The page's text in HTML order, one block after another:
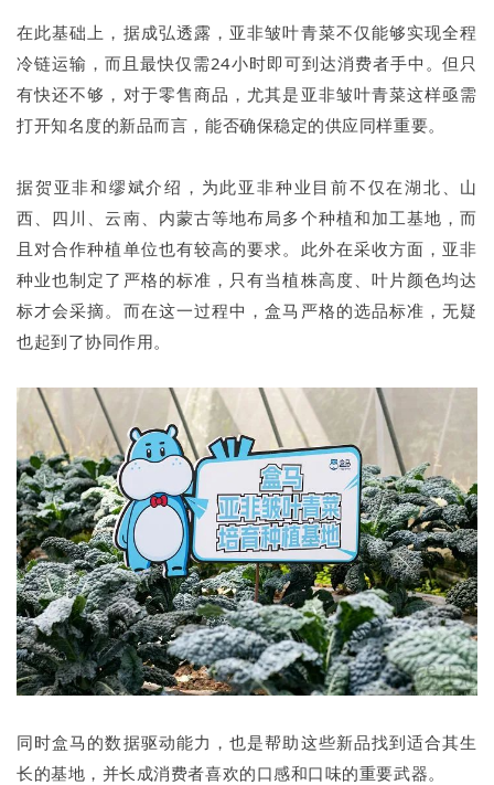
在此基础上，据成弘透露，亚非皱叶青菜不仅能够实现全程
冷链运输，而且最快仅需24小时即可到达消费者手中。但只
有快还不够，对于零售商品，尤其是亚非皱叶青菜这样亟需
打开知名度的新品而言，能否确保稳定的供应同样重要。
据贺亚非和缪斌介绍，为此亚非种业目前不仅在湖北、山
西、四川、云南、内蒙古等地布局多个种植和加工基地，而
且对合作种植单位也有较高的要求。此外在采收方面，亚非
种业也制定了严格的标准，只有当植株高度、叶片颜色均达
标才会采摘。而在这一过程中，盒马严格的选品标准，无疑
也起到了协同作用。
同时盒马的数据驱动能力，也是帮助这些新品找到适合其生
长的基地，并长成消费者喜欢的口感和口味的重要武器。